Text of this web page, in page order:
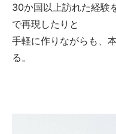
30か国以上訪れた経験
で再現したりと
手軽に作りながらも、
る。